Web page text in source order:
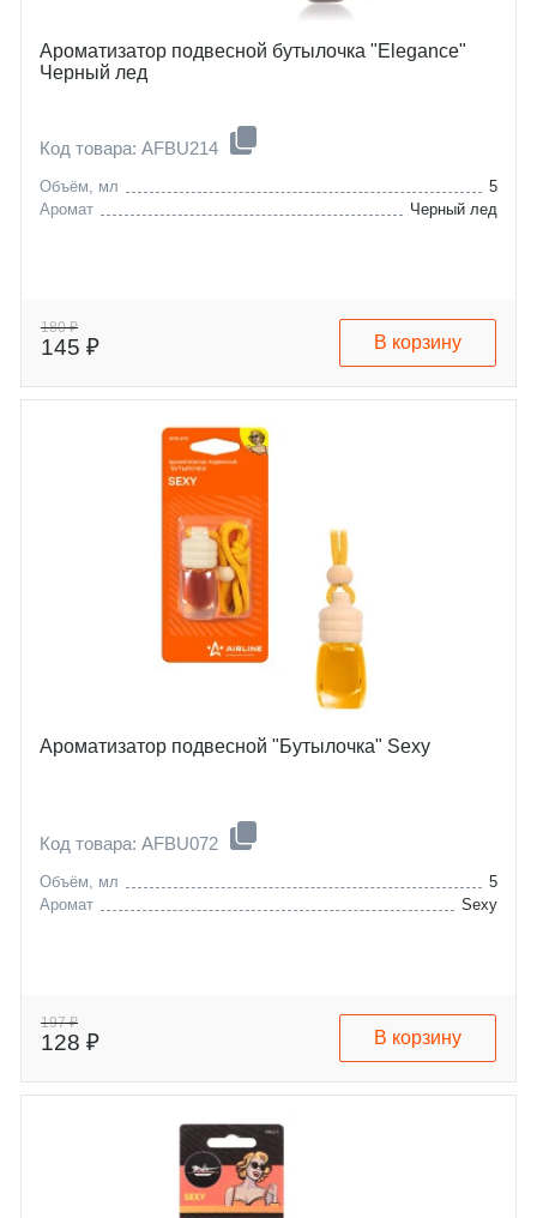
Ароматизатор подвесной бутылочка "Elegance"
Черный лед
Код товара: AFBU214
Объём, мл
5
Аромат
Черный лед
180 ₽
145 ₽ В корзину
Ароматизатор подвесной "Бутылочка" Sexy
Код товара: AFBU072
Объём, мл
5
Аромат
Sexy
197 ₽
128 ₽ В корзину